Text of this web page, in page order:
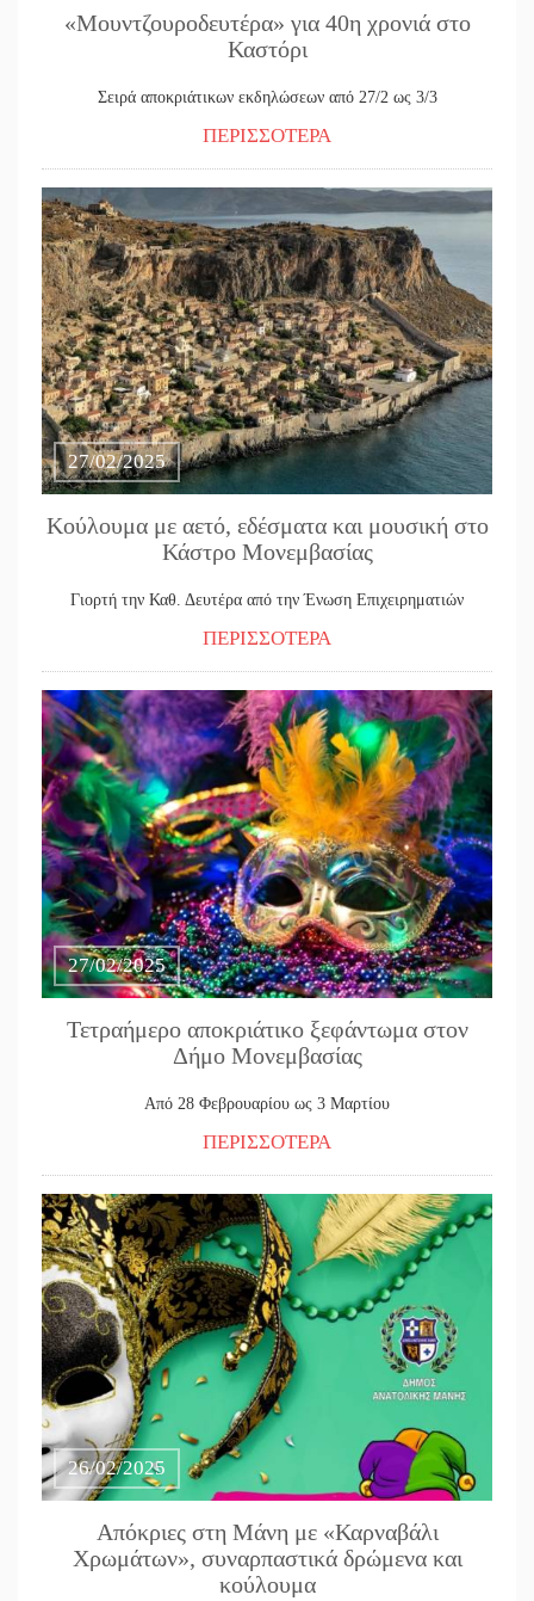
«Μουντζουροδευτέρα» για 40η χρονιά στο
Καστόρι
Σειρά αποκριάτικων εκδηλώσεων από 27/2 ως 3/3
ΠΕΡΙΣΣΟΤΕΡΑ
27/02/2025
Κούλουμα με αετό, εδέσματα και μουσική στο
Κάστρο Μονεμβασίας
Γιορτή την Καθ. Δευτέρα από την Ένωση Επιχειρηματιών
ΠΕΡΙΣΣΟΤΕΡΑ
27/02/2025
Τετραήμερο αποκριάτικο ξεφάντωμα στον
Δήμο Μονεμβασίας
Από 28 Φεβρουαρίου ως 3 Μαρτίου
ΠΕΡΙΣΣΟΤΕΡΑ
26/02/2025
Απόκριες στη Μάνη με «Καρναβάλι
Χρωμάτων», συναρπαστικά δρώμενα και
κούλουμα